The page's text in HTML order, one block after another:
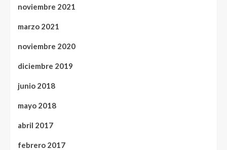
noviembre 2021
marzo 2021
noviembre 2020
diciembre 2019
junio 2018
mayo 2018
abril 2017
febrero 2017